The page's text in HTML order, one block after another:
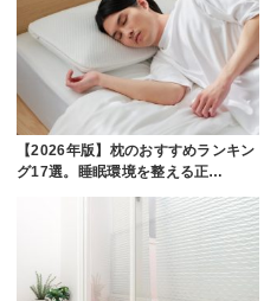
【2026年版】枕のおすすめランキン
グ17選。睡眠環境を整える正…